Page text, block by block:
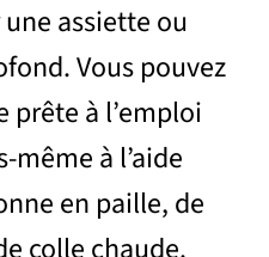
assiette ou
Vous pouvez
prête à l’emploi
à l’aide
en paille, de